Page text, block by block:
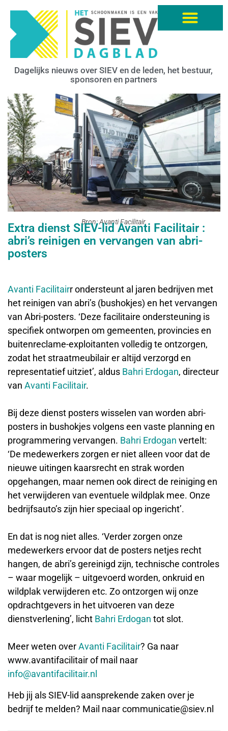
Dagelijks nieuws over SIEV en de leden, het bestuur,
sponsoren en partners
Bron: Avanti Facilitair.
Extra dienst SIEV-lid Avanti Facilitair :
abri’s reinigen en vervangen van abri-
posters
Avanti Facilitairr ondersteunt al jaren bedrijven met
het reinigen van abri’s (bushokjes) en het vervangen
van Abri-posters. ‘Deze facilitaire ondersteuning is
specifiek ontworpen om gemeenten, provincies en
buitenreclame-exploitanten volledig te ontzorgen,
zodat het straatmeubilair er altijd verzorgd en
representatief uitziet’, aldus Bahri Erdogan, directeur
van Avanti Facilitair.
Bij deze dienst posters wisselen van worden abri-
posters in bushokjes volgens een vaste planning en
programmering vervangen. Bahri Erdogan vertelt:
‘De medewerkers zorgen er niet alleen voor dat de
nieuwe uitingen kaarsrecht en strak worden
opgehangen, maar nemen ook direct de reiniging en
het verwijderen van eventuele wildplak mee. Onze
bedrijfsauto’s zijn hier speciaal op ingericht’.
En dat is nog niet alles. ‘Verder zorgen onze
medewerkers ervoor dat de posters netjes recht
hangen, de abri’s gereinigd zijn, technische controles
– waar mogelijk – uitgevoerd worden, onkruid en
wildplak verwijderen etc. Zo ontzorgen wij onze
opdrachtgevers in het uitvoeren van deze
dienstverlening’, licht Bahri Erdogan tot slot.
Meer weten overAvanti Facilitair? Ga naar
www.avantifacilitair of mail naar
info@avantifacilitair.nl
Heb jij als SIEV-lid aansprekende zaken over je
bedrijf te melden? Mail naar communicatie@siev.nl